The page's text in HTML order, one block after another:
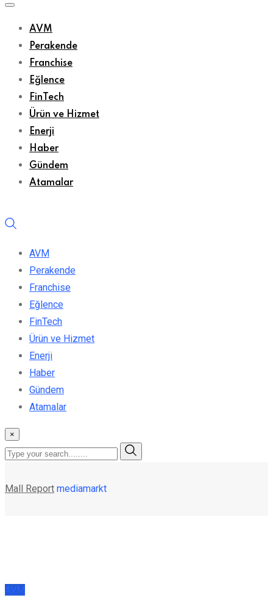
AVM
Perakende
Franchise
Eğlence
FinTech
Ürün ve Hizmet
Enerji
Haber
Gündem
Atamalar
AVM
Perakende
Franchise
Eğlence
FinTech
Ürün ve Hizmet
Enerji
Haber
Gündem
Atamalar
×
Mall Report mediamarkt
AVM